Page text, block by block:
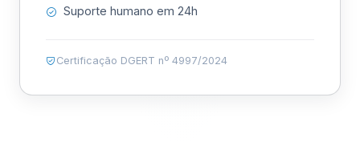
Suporte humano em 24h
Certificação DGERT nº 4997/2024